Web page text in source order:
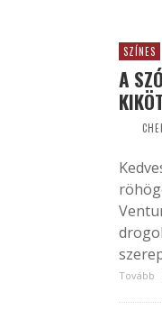
SZÍNES
A
Tovább